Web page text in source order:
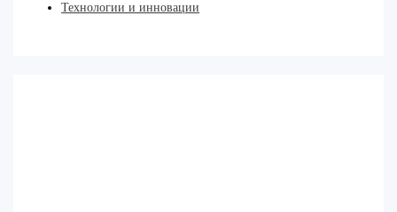
Технологии и инновации